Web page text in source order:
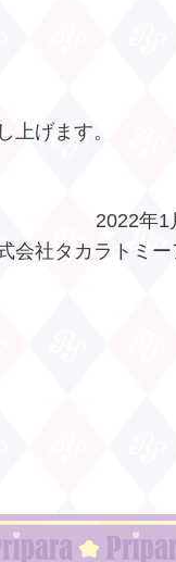
上げます。
2022年1
会社タカラトミー